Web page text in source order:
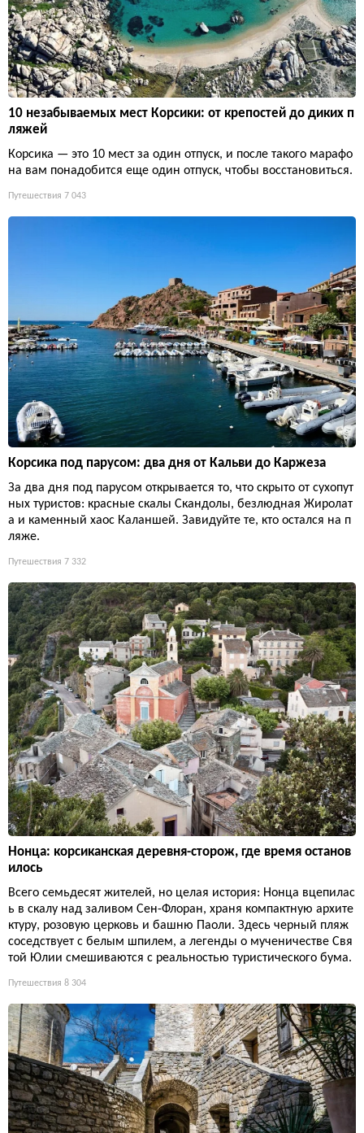
10 незабываемых мест Корсики: от крепостей до диких п
ляжей
Корсика — это 10 мест за один отпуск, и после такого марафо
на вам понадобится еще один отпуск, чтобы восстановиться.
Путешествия 7 043
Корсика под парусом: два дня от Кальви до Каржеза
За два дня под парусом открывается то, что скрыто от сухопут
ных туристов: красные скалы Скандолы, безлюдная Жиролат
а и каменный хаос Каланшей. Завидуйте те, кто остался на п
ляже.
Путешествия 7 332
Нонца: корсиканская деревня-сторож, где время останов
илось
Всего семьдесят жителей, но целая история: Нонца вцепилас
ь в скалу над заливом Сен-Флоран, храня компактную архите
ктуру, розовую церковь и башню Паоли. Здесь черный пляж
соседствует с белым шпилем, а легенды о мученичестве Свя
той Юлии смешиваются с реальностью туристического бума.
Путешествия 8 304